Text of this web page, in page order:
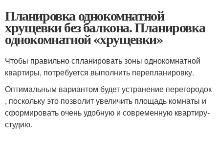
Планировка однокомнатной
хрущевки без балкона. Планировка
однокомнатной «хрущевки»
Чтобы правильно спланировать зоны однокомнатной
квартиры, потребуется выполнить перепланировку.
Оптимальным вариантом будет устранение перегородок
, поскольку это позволит увеличить площадь комнаты и
сформировать очень удобную и современную квартиру-
студию.